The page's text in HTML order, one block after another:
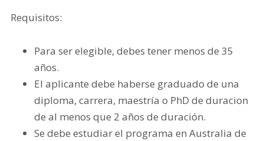
Requisitos:
Para ser elegible, debes tener menos de 35
años.
El aplicante debe haberse graduado de una
diploma, carrera, maestría o PhD de duracion
de al menos que 2 años de duración.
Se debe estudiar el programa en Australia de